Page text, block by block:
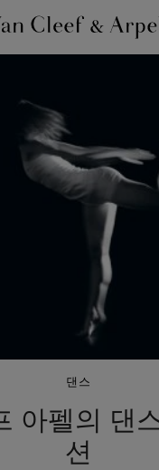
홈
페
지
댄스
아펠의 댄
션